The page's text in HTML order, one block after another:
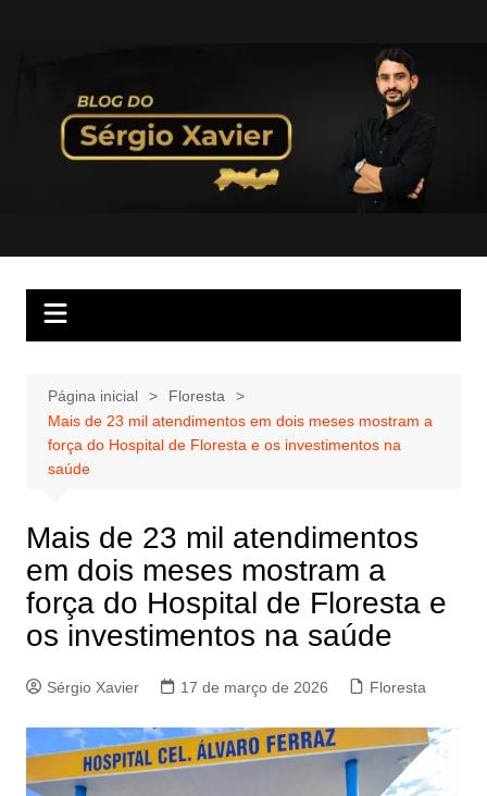
Página inicial
Floresta
Mais de 23 mil atendimentos em dois meses mostram a
força do Hospital de Floresta e os investimentos na
saúde
Mais de 23 mil atendimentos
em dois meses mostram a
força do Hospital de Floresta e
os investimentos na saúde
Sérgio Xavier 17 de março de 2026 Floresta